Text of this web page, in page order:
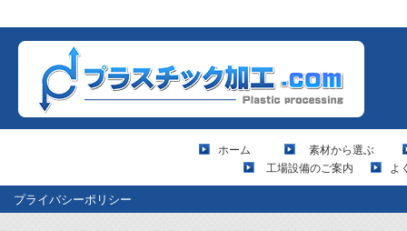
ホーム
素材から選ぶ
工場設備のご案内
よ
プライバシーポリシー